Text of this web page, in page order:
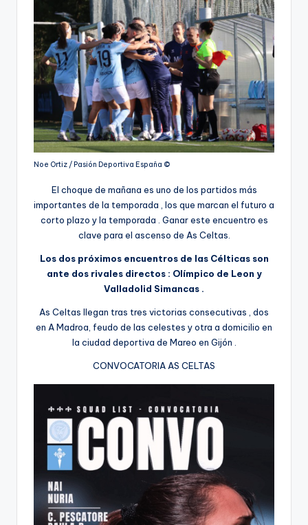
Noe Ortiz / Pasión Deportiva España ©️
El choque de mañana es uno de los partidos más
importantes de la temporada , los que marcan el futuro a
corto plazo y la temporada . Ganar este encuentro es
clave para el ascenso de As Celtas.
Los dos próximos encuentros de las Célticas son
ante dos rivales directos : Olímpico de Leon y
Valladolid Simancas .
As Celtas llegan tras tres victorias consecutivas , dos
en A Madroa, feudo de las celestes y otra a domicilio en
la ciudad deportiva de Mareo en Gijón .
CONVOCATORIA AS CELTAS